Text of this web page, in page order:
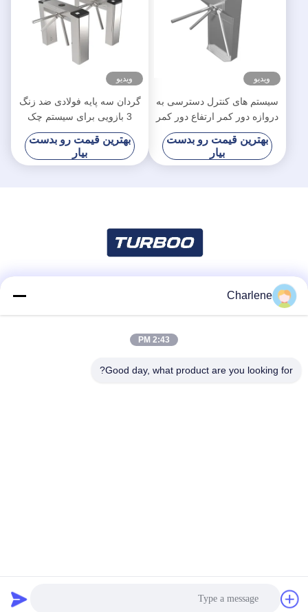
ویدیو
سیستم های کنترل دسترسی به
دروازه دور کمر ارتفاع دور کمر
Bi Directional Pass
بهترین قیمت رو بدست
بیار
ویدیو
گردان سه پایه فولادی ضد زنگ
3 بازویی برای سیستم چک
کردن بلیت نقطه ای منظره
بهترین قیمت رو بدست
بیار
Turboo Automation Co., Ltd . همه حقوق محفوظ است
Charlene
2:43 PM
Good day, what product are you looking for?